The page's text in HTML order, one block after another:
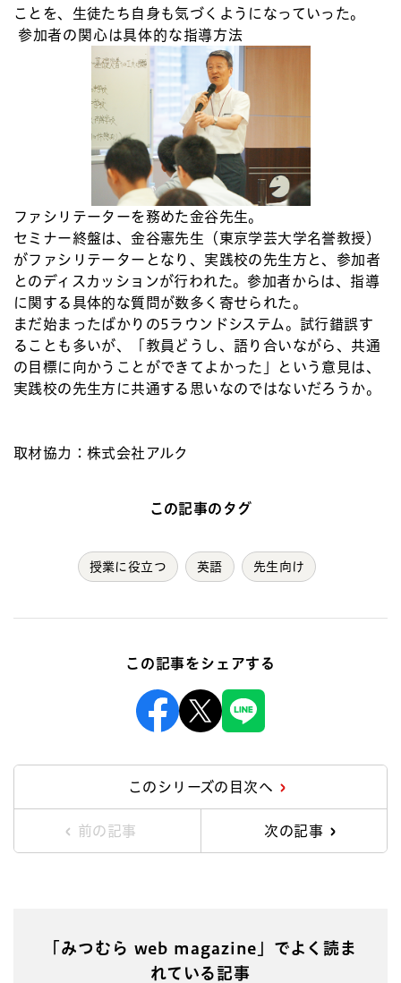
ことを、生徒たち自身も気づくようになっていった。
参加者の関心は具体的な指導方法
ファシリテーターを務めた金谷先生。
セミナー終盤は、金谷憲先生（東京学芸大学名誉教授）
がファシリテーターとなり、実践校の先生方と、参加者
とのディスカッションが行われた。参加者からは、指導
に関する具体的な質問が数多く寄せられた。
まだ始まったばかりの5ラウンドシステム。試行錯誤す
ることも多いが、「教員どうし、語り合いながら、共通
の目標に向かうことができてよかった」という意見は、
実践校の先生方に共通する思いなのではないだろうか。
取材協力：株式会社アルク
この記事のタグ
授業に役立つ 英語 先生向け
この記事をシェアする
このシリーズの目次へ
前の記事 次の記事
「みつむら web magazine」でよく読ま
れている記事